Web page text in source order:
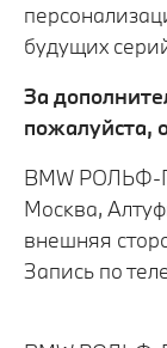
будущих
За
пожалуйста,
BMW
Москва,
внешняя
Запись по